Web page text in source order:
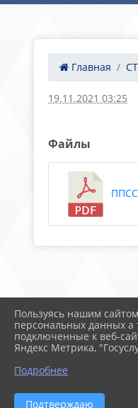
Главная
19.11.2021 03:25
Файлы
2026 г. arspik.ru
Пользуясь нашим
персональных данных а
подключенные к веб-
Яндекс Метрика,
Подробнее
Подтверждаю